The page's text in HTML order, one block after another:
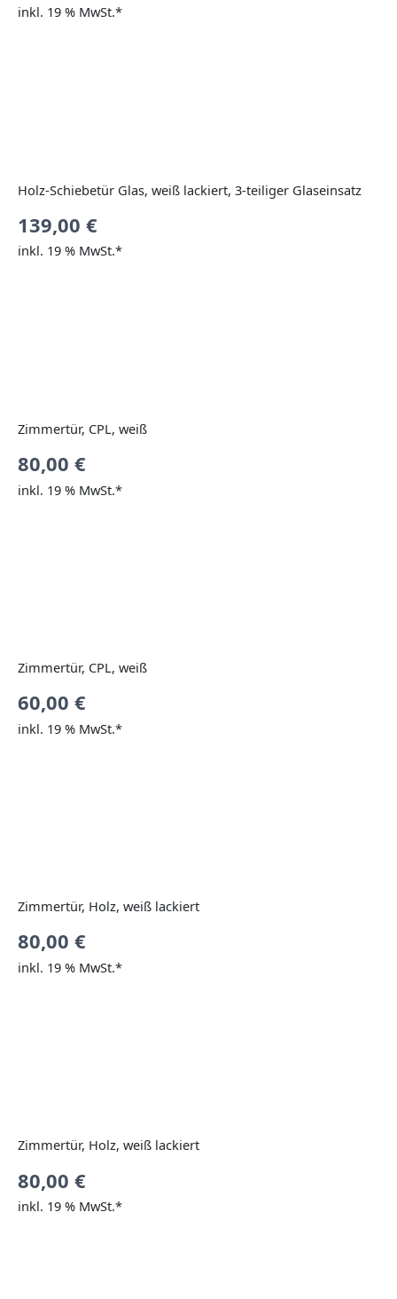
inkl. 19 % MwSt.*
Holz-Schiebetür Glas, weiß lackiert, 3-teiliger Glaseinsatz
139,00 €
inkl. 19 % MwSt.*
Zimmertür, CPL, weiß
80,00 €
inkl. 19 % MwSt.*
Zimmertür, CPL, weiß
60,00 €
inkl. 19 % MwSt.*
Zimmertür, Holz, weiß lackiert
80,00 €
inkl. 19 % MwSt.*
Zimmertür, Holz, weiß lackiert
80,00 €
inkl. 19 % MwSt.*